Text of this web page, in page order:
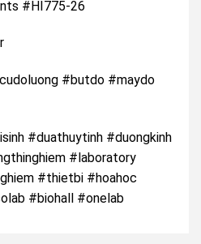
#HI775-26
#butdo #maydo
#duathuytinh #duongkinh
#laboratory
#thietbi #hoahoc
#biohall #onelab